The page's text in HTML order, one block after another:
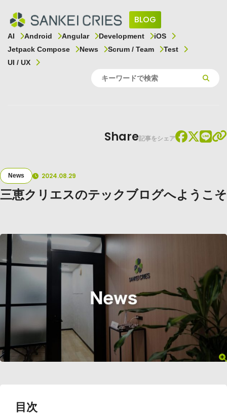
BLOG
AI Android Angular Development
iOS
Jetpack Compose
News Scrum / Team
Test
UI / UX
Share記事をシェア
News 2024.08.29
三恵クリエスのテックブログへようこそ
目次